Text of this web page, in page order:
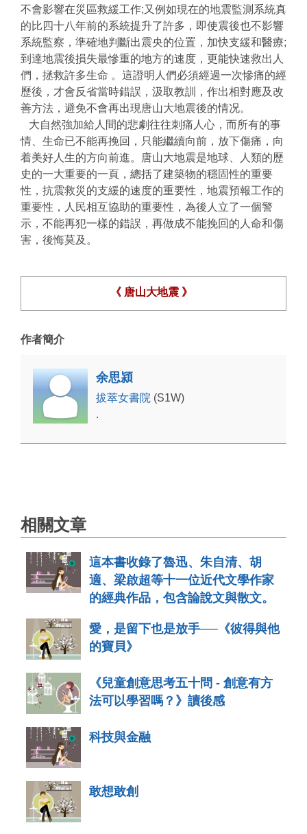
不會影響在災區救緩工作;又例如現在的地震監測系統真
的比四十八年前的系統提升了許多，即使震後也不影響
系統監察，準確地判斷出震央的位置，加快支緩和醫療;
到達地震後損失最慘重的地方的速度，更能快速救出人
們，拯救許多生命 。這證明人們必須經過一次慘痛的經
歷後，才會反省當時錯誤，汲取教訓，作出相對應及改
善方法，避免不會再出現唐山大地震後的情况。
大自然強加給人間的悲劇往往刺痛人心，而所有的事
情、生命已不能再挽回，只能繼續向前，放下傷痛，向
着美好人生的方向前進。唐山大地震是地球、人類的歷
史的一大重要的一頁，總括了建築物的穩固性的重要
性，抗震救災的支緩的速度的重要性，地震預報工作的
重要性，人⺠相互協助的重要性，為後人立了一個警
示，不能再犯一樣的錯誤，再做成不能挽回的人命和傷
害，後悔莫及。
《 唐山大地震 》
作者簡介
余思潁
拔萃女書院 (S1W)
.
相關文章
這本書收錄了魯迅、朱自清、胡
適、梁啟超等十一位近代文學作家
的經典作品，包含論說文與散文。
愛，是留下也是放手──《彼得與他
的寶貝》
《兒童創意思考五十問 - 創意有方
法可以學習嗎？》讀後感
科技與金融
敢想敢創